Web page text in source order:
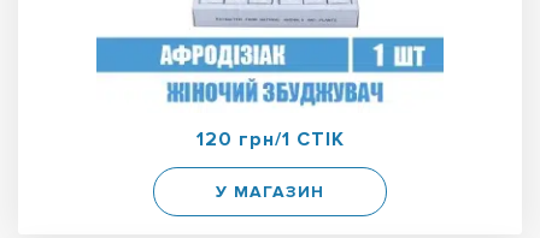
120 грн/1 СТІК
У МАГАЗИН